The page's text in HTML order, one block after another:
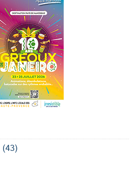
(43)